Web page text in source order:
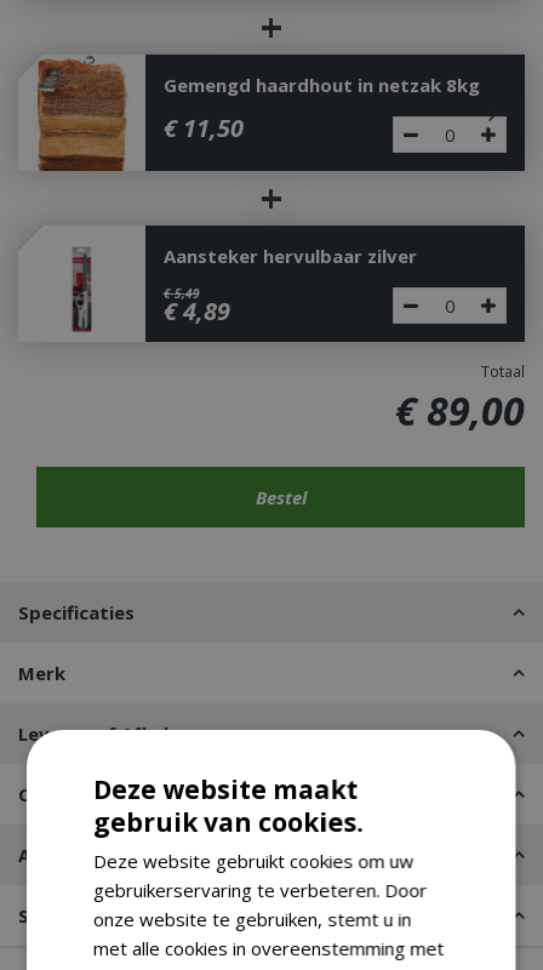
+
Gemengd haardhout in netzak 8kg
€ 11,50
+
Aansteker hervulbaar zilver
€ 5,49
€ 4,89
Totaal
€ 89,00
Specificaties
Merk
Leveren of Afhalen
Contact
Advies nodig?
Stel een vraag
Deze website maakt
gebruik van cookies.
Deze website gebruikt cookies om uw
gebruikerservaring te verbeteren. Door
onze website te gebruiken, stemt u in
met alle cookies in overeenstemming met